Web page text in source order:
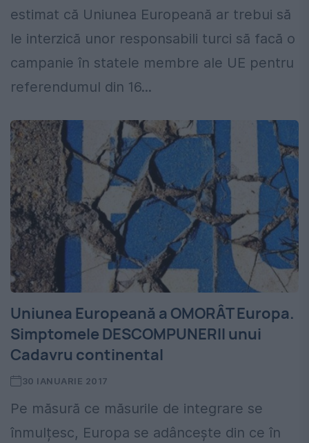
estimat că Uniunea Europeană ar trebui să
le interzică unor responsabili turci să facă o
campanie în statele membre ale UE pentru
referendumul din 16...
Uniunea Europeană a OMORÂT Europa.
Simptomele DESCOMPUNERII unui
Cadavru continental
30 IANUARIE 2017
Pe măsură ce măsurile de integrare se
înmulțesc, Europa se adâncește din ce în